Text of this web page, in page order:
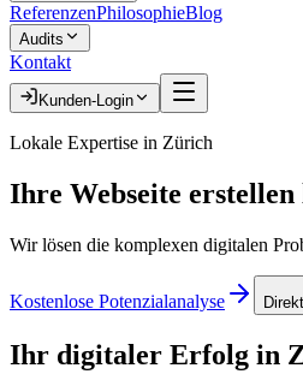
ReferenzenPhilosophieBlog
Audits
Kontakt
Kunden-Login
Lokale Expertise in Zürich
Ihre Webseite erstellen
Wir lösen die komplexen digitalen
Kostenlose Potenzialanalyse
Ihr digitaler Erfolg in